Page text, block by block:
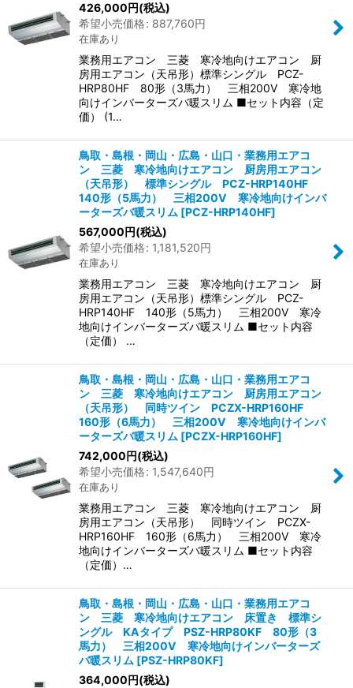
426,000円(税込)
希望小売価格: 887,760円
在庫あり
業務用エアコン 三菱 寒冷地向けエアコン 厨
房用エアコン（天吊形）標準シングル PCZ-
HRP80HF 80形（3馬力） 三相200V 寒冷地
向けインバーターズバ暖スリム ■セット内容（定
価） (1…
鳥取・島根・岡山・広島・山口・業務用エアコ
ン 三菱 寒冷地向けエアコン 厨房用エアコン
（天吊形） 標準シングル PCZ-HRP140HF
140形（5馬力） 三相200V 寒冷地向けインバ
ーターズバ暖スリム [PCZ-HRP140HF]
567,000円(税込)
希望小売価格: 1,181,520円
在庫あり
業務用エアコン 三菱 寒冷地向けエアコン 厨
房用エアコン（天吊形）標準シングル PCZ-
HRP140HF 140形（5馬力） 三相200V 寒冷
地向けインバーターズバ暖スリム ■セット内容
（定価） …
鳥取・島根・岡山・広島・山口・業務用エアコ
ン 三菱 寒冷地向けエアコン 厨房用エアコン
（天吊形） 同時ツイン PCZX-HRP160HF
160形（6馬力） 三相200V 寒冷地向けインバ
ーターズバ暖スリム [PCZX-HRP160HF]
742,000円(税込)
希望小売価格: 1,547,640円
在庫あり
業務用エアコン 三菱 寒冷地向けエアコン 厨
房用エアコン（天吊形） 同時ツイン PCZX-
HRP160HF 160形（6馬力） 三相200V 寒冷
地向けインバーターズバ暖スリム ■セット内容
（定価）…
鳥取・島根・岡山・広島・山口・業務用エアコ
ン 三菱 寒冷地向けエアコン 床置き 標準シ
ングル KAタイプ PSZ-HRP80KF 80形（3
馬力） 三相200V 寒冷地向けインバーターズ
バ暖スリム [PSZ-HRP80KF]
364,000円(税込)